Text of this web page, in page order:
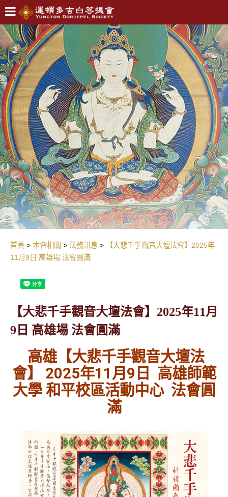
首頁 本會相關 法務訊息
【大悲千手觀音大壇法會】2025年
11月9日 高雄場 法會圓滿
【大悲千手觀音大壇法會】2025年11月
9日 高雄場 法會圓滿
高雄【大悲千手觀音大壇法
會】 2025年11月9日 高雄師範
大學 和平校區活動中心 法會圓
滿